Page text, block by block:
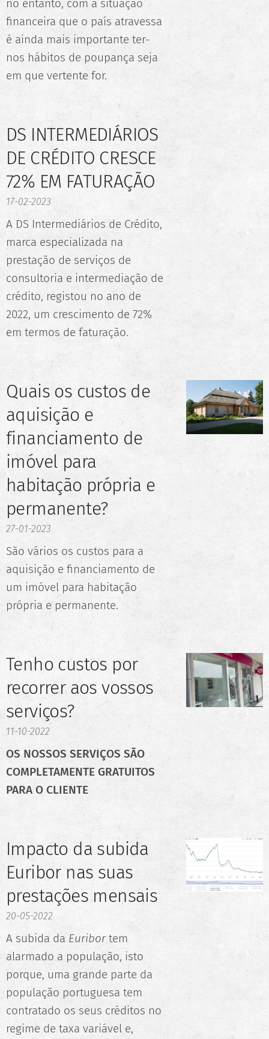
no entanto, com a situação
financeira que o país atravessa
é ainda mais importante ter-
nos hábitos de poupança seja
em que vertente for.
DS INTERMEDIÁRIOS
DE CRÉDITO CRESCE
72% EM FATURAÇÃO
17-02-2023
A DS Intermediários de Crédito,
marca especializada na
prestação de serviços de
consultoria e intermediação de
crédito, registou no ano de
2022, um crescimento de 72%
em termos de faturação.
Quais os custos de
aquisição e
financiamento de
imóvel para
habitação própria e
permanente?
27-01-2023
São vários os custos para a
aquisição e financiamento de
um imóvel para habitação
própria e permanente.
Tenho custos por
recorrer aos vossos
serviços?
11-10-2022
OS NOSSOS SERVIÇOS SÃO
COMPLETAMENTE GRATUITOS
PARA O CLIENTE
Impacto da subida
Euribor nas suas
prestações mensais
20-05-2022
A subida daEuribortem
alarmado a população, isto
porque, uma grande parte da
população portuguesa tem
contratado os seus créditos no
regime de taxa variável e,